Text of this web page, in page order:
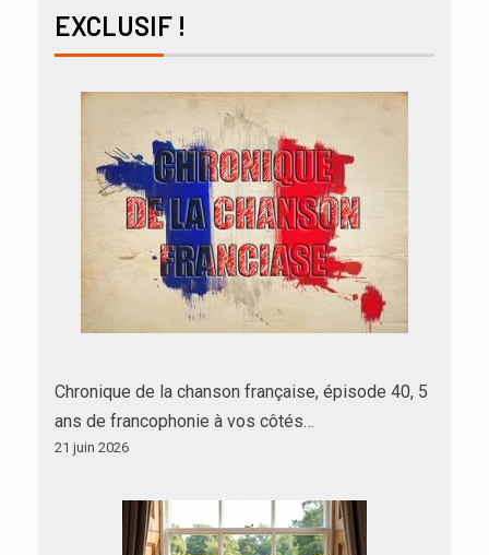
EXCLUSIF !
Chronique de la chanson française, épisode 40, 5
ans de francophonie à vos côtés…
21 juin 2026